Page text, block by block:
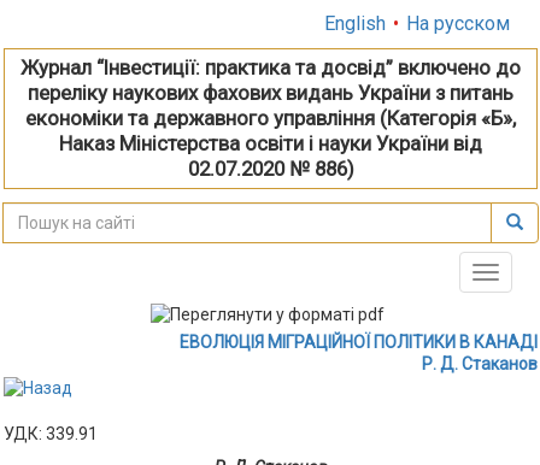
English • На русском
Журнал “Інвестиції: практика та досвід” включено до
переліку наукових фахових видань України з питань
економіки та державного управління (Категорія «Б»,
Наказ Міністерства освіти і науки України від
02.07.2020 № 886)
Toggle
ЕВОЛЮЦІЯ МІГРАЦІЙНОЇ ПОЛІТИКИ В КАНАДІ
Р. Д. Стаканов
УДК: 339.91